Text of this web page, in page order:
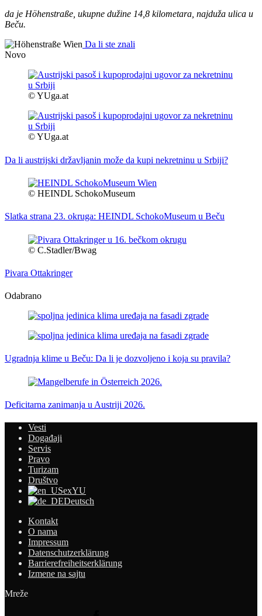
da je Höhenstraße, ukupne dužine 14,8 kilometara, najduža ulica u
Beču.
Da li ste znali
Novo
© YUga.at
© YUga.at
Da li austrijski državljanin može da kupi nekretninu u Srbiji?
© HEINDL SchokoMuseum
Slatka strana 23. okruga: HEINDL SchokoMuseum u Beču
© C.Stadler/Bwag
Pivara Ottakringer
Odabrano
Ugradnja klime u Beču: Da li je dozvoljeno i koja su pravila?
Deficitarna zanimanja u Austriji 2026.
Vesti
Događaji
Servis
Pravo
Turizam
Društvo
exYU
Deutsch
Kontakt
O nama
Impressum
Datenschutzerklärung
Barrierefreiheitserklärung
Izmene na sajtu
Mreže